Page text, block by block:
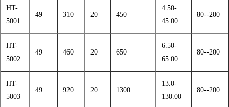
HT-
5001
49 310 20 450
4.50-
45.00
80--200
HT-
5002
49 460 20 650
6.50-
65.00
80--200
HT-
5003
49 920 20 1300
13.0-
130.00
80--200